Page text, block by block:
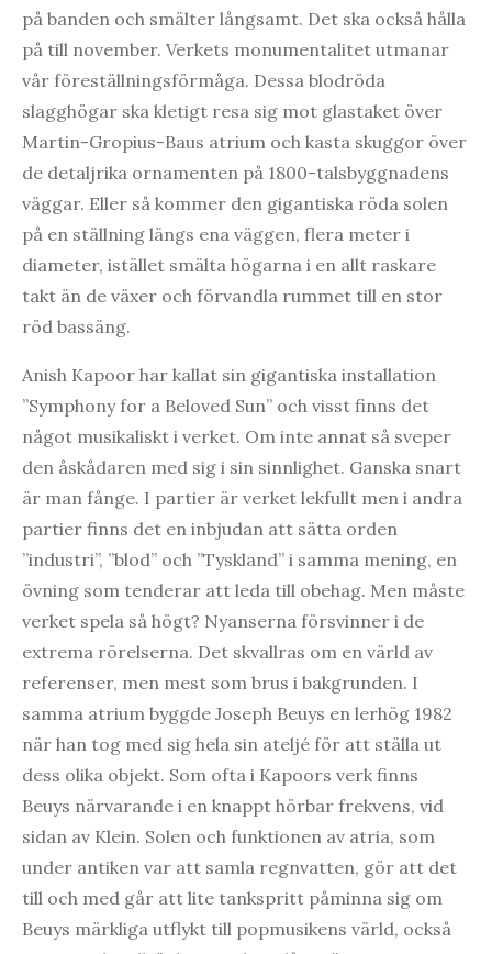
på banden och smälter långsamt. Det ska också hålla
på till november. Verkets monumentalitet utmanar
vår föreställningsförmåga. Dessa blodröda
slagghögar ska kletigt resa sig mot glastaket över
Martin-Gropius-Baus atrium och kasta skuggor över
de detaljrika ornamenten på 1800-talsbyggnadens
väggar. Eller så kommer den gigantiska röda solen
på en ställning längs ena väggen, flera meter i
diameter, istället smälta högarna i en allt raskare
takt än de växer och förvandla rummet till en stor
röd bassäng.
Anish Kapoor har kallat sin gigantiska installation
”Symphony for a Beloved Sun” och visst finns det
något musikaliskt i verket. Om inte annat så sveper
den åskådaren med sig i sin sinnlighet. Ganska snart
är man fånge. I partier är verket lekfullt men i andra
partier finns det en inbjudan att sätta orden
”industri”, ”blod” och ”Tyskland” i samma mening, en
övning som tenderar att leda till obehag. Men måste
verket spela så högt? Nyanserna försvinner i de
extrema rörelserna. Det skvallras om en värld av
referenser, men mest som brus i bakgrunden. I
samma atrium byggde Joseph Beuys en lerhög 1982
när han tog med sig hela sin ateljé för att ställa ut
dess olika objekt. Som ofta i Kapoors verk finns
Beuys närvarande i en knappt hörbar frekvens, vid
sidan av Klein. Solen och funktionen av atria, som
under antiken var att samla regnvatten, gör att det
till och med går att lite tankspritt påminna sig om
Beuys märkliga utflykt till popmusikens värld, också